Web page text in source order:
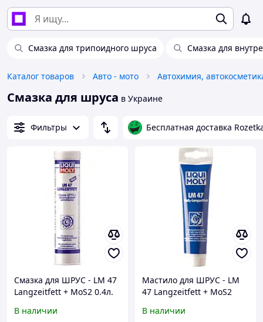
Смазка для трипоидного шруса Смазка для
Каталог товаров Авто - мото
Смазка для шруса в Украине
Фильтры Бесплатная доставка
Смазка для ШРУС - LM 47
Langzeitfett + MoS2 0.4л.
В наличии
Мастило для ШРУС - LM
47 Langzeitfett + MoS2
В наличии